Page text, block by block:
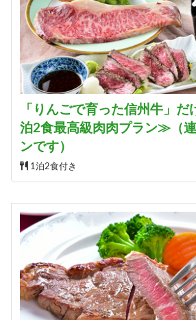
「りんごで育った信州牛」
泊2食最高級肉肉プラン≫（
ンです）
1泊2食付き